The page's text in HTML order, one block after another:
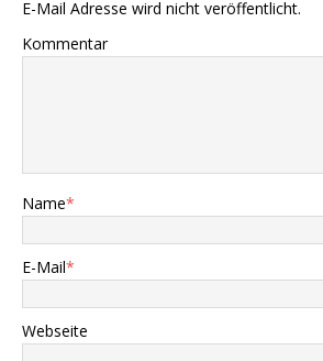
E-Mail Adresse wird nicht veröffentlicht.
Kommentar
Name*
E-Mail*
Webseite